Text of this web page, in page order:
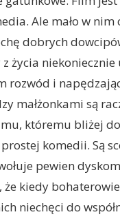
Ale mało w nim
dobrych
życia niekoniecznie
rozwód i
małżonkami są
któremu bliżej
komedii. Są
pewien
że kiedy
niechęci do